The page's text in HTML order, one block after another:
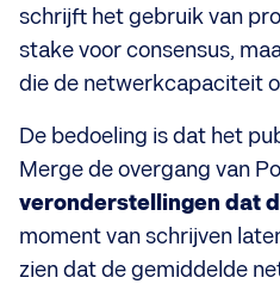
schrijft het gebruik van
stake voor consensus,
die de netwerkcapaciteit
De bedoeling is dat het
Merge de overgang van
veronderstellingen dat
moment van schrijven
zien dat de gemiddelde